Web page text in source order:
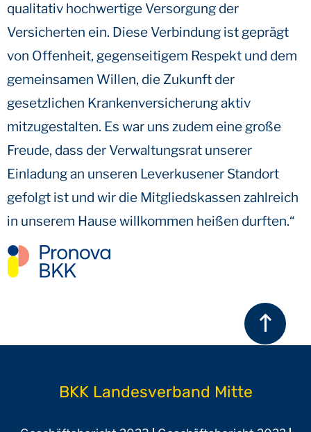
qualitativ hochwertige Versorgung der
Versicherten ein. Diese Verbindung ist geprägt
von Offenheit, gegenseitigem Respekt und dem
gemeinsamen Willen, die Zukunft der
gesetzlichen Krankenversicherung aktiv
mitzugestalten. Es war uns zudem eine große
Freude, dass der Verwaltungsrat unserer
Einladung an unseren Leverkusener Standort
gefolgt ist und wir die Mitgliedskassen zahlreich
in unserem Hause willkommen heißen durften.“
BKK Landesverband Mitte